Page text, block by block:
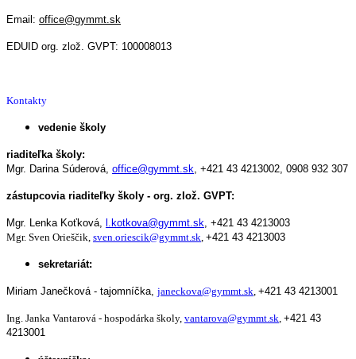
Email: office@gymmt.sk
EDUID org. zlož. GVPT: 100008013
Kontakty
vedenie školy
riaditeľka školy:
Mgr. Darina Súderová, office@gymmt.sk +421 43 4213002, 0908 932 307
zástupcovia riaditeľky školy - org. zlož. GVPT:
Mgr. Lenka Koťková, l.kotkova@gymmt.sk +421 43 4213003
Mgr. Sven Orieščik, sven.oriescik@gymmt.sk +421 43 4213003
sekretariát:
Miriam Janečková - tajomníčka, janeckova@gymmt.sk +421 43 4213001
Ing. Janka Vantarová - hospodárka školy, vantarova@gymmt.sk +421 43
4213001